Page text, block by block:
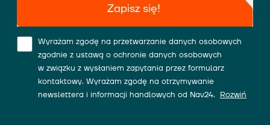
Zapisz się!
Wyrażam zgodę na przetwarzanie danych osobowych
zgodnie z ustawą o ochronie danych osobowych
w związku z wysłaniem zapytania przez formularz
kontaktowy. Wyrażam zgodę na otrzymywanie
newslettera i informacji handlowych od Nav24.
Rozwiń